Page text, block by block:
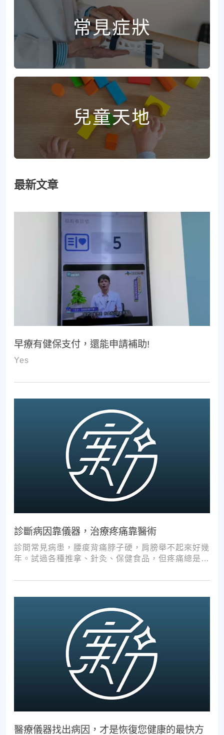
常見症狀
兒童天地
最新文章
早療有健保支付，還能申請補助!
Yes
診斷病因靠儀器，治療疼痛靠醫術
診間常見病患，腰痠背痛脖子硬，肩膀舉不起來好幾
年。試過各種推拿、針灸、保健食品，但疼痛總是時
醫療儀器找出病因，才是恢復您健康的最快方